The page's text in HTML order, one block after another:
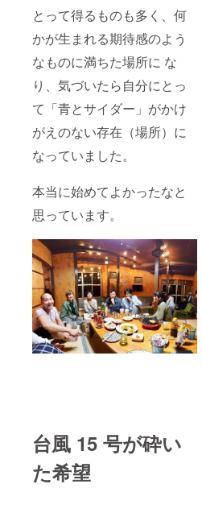
とって得るものも多く、何
かが生まれる期待感のよう
なものに満ちた場所に な
り、気づいたら自分にとっ
て「青とサイダー」がかけ
がえのない存在（場所）に
なっていました。
本当に始めてよかったなと
思っています。
台風 15 号が砕い
た希望